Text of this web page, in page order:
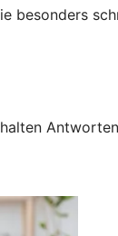
besonders